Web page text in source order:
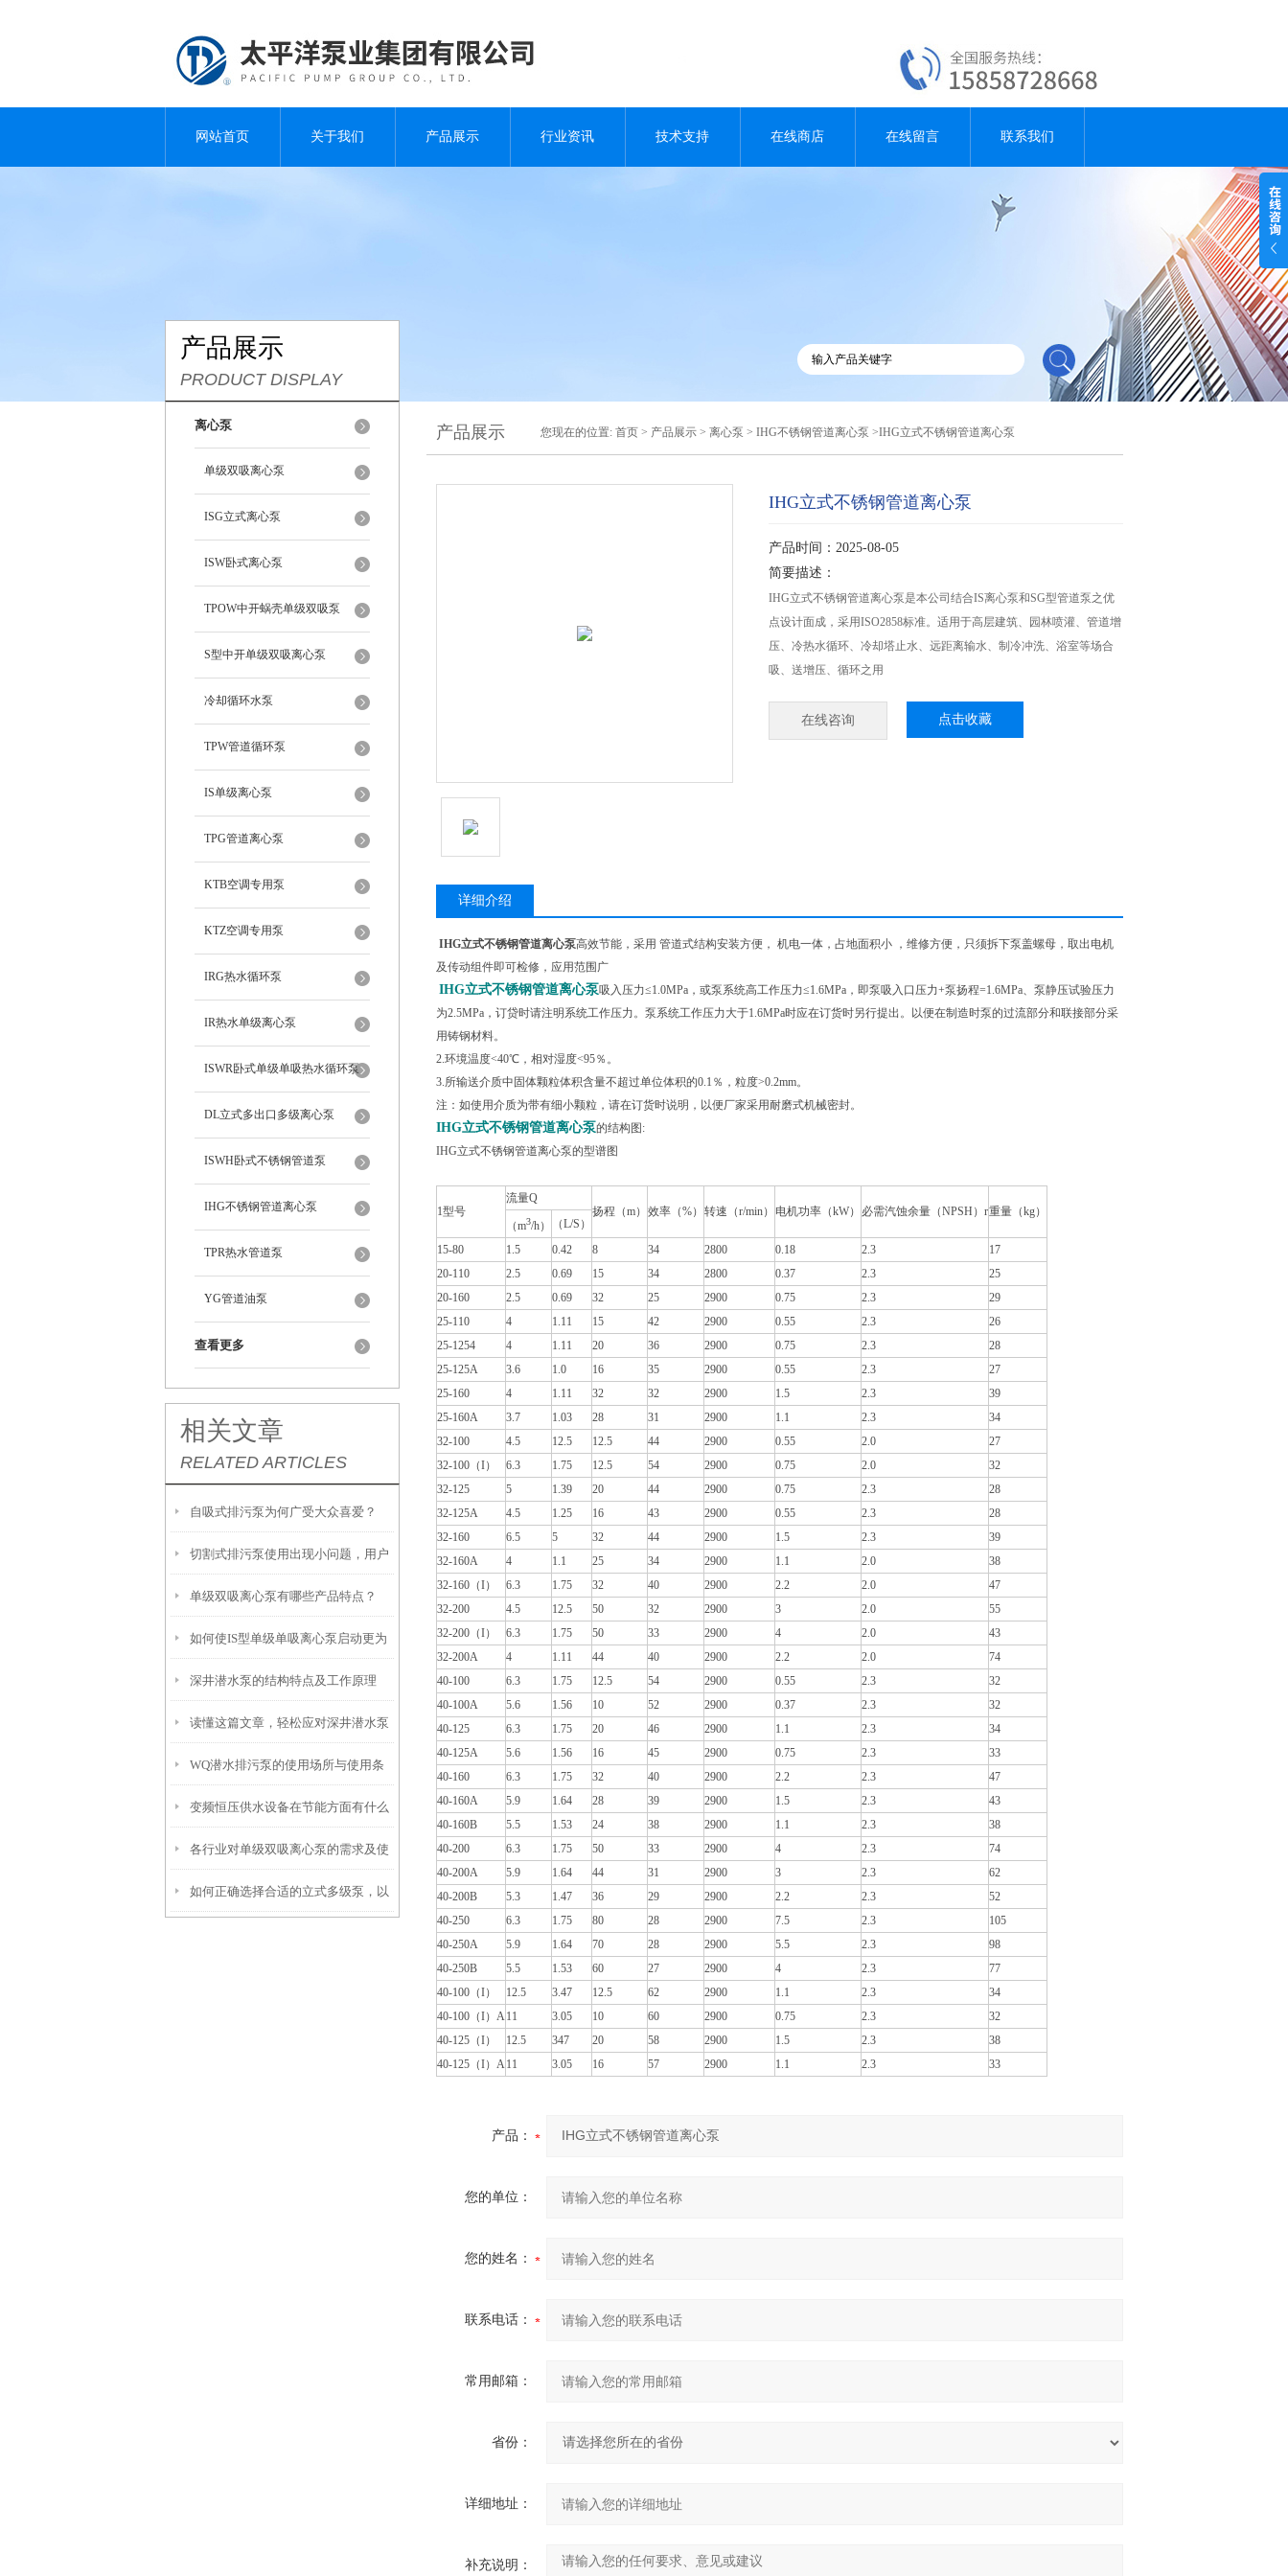
网站首页 关于我们 产品展示 行业资讯 技术支持 在线商店 在线留言 联系我们
产品展示
PRODUCT DISPLAY
离心泵
单级双吸离心泵
ISG立式离心泵
ISW卧式离心泵
TPOW中开蜗壳单级双吸泵
S型中开单级双吸离心泵
冷却循环水泵
TPW管道循环泵
IS单级离心泵
TPG管道离心泵
KTB空调专用泵
KTZ空调专用泵
IRG热水循环泵
IR热水单级离心泵
ISWR卧式单级单吸热水循环泵
DL立式多出口多级离心泵
ISWH卧式不锈钢管道泵
IHG不锈钢管道离心泵
TPR热水管道泵
YG管道油泵
查看更多
相关文章
RELATED ARTICLES
自吸式排污泵为何广受大众喜爱？
切割式排污泵使用出现小问题，用户
自己如何维修?
单级双吸离心泵有哪些产品特点？
如何使IS型单级单吸离心泵启动更为
安全可靠?
深井潜水泵的结构特点及工作原理
读懂这篇文章，轻松应对深井潜水泵
常见故障！
WQ潜水排污泵的使用场所与使用条
件
变频恒压供水设备在节能方面有什么
贡献？
各行业对单级双吸离心泵的需求及使
用情况了解
如何正确选择合适的立式多级泵，以
产品展示 您现在的位置: 首页 > 产品展示 > 离心泵 > IHG不锈钢管道离心泵 >IHG立式不锈钢管道离心泵
IHG立式不锈钢管道离心泵
产品时间：2025-08-05
简要描述：
IHG立式不锈钢管道离心泵是本公司结合IS离心泵和SG型管道泵之优
点设计面成，采用ISO2858标准。适用于高层建筑、园林喷灌、管道增
压、冷热水循环、冷却塔止水、远距离输水、制冷冲洗、浴室等场合
吸、送增压、循环之用
在线咨询 点击收藏
详细介绍
IHG立式不锈钢管道离心泵高效节能，采用 管道式结构安装方便， 机电一体，占地面积小 ，维修方便，只须拆下泵盖螺母，取出电机
及传动组件即可检修，应用范围广
IHG立式不锈钢管道离心泵吸入压力≤1.0MPa，或泵系统高工作压力≤1.6MPa，即泵吸入口压力+泵扬程=1.6MPa、泵静压试验压力
为2.5MPa，订贷时请注明系统工作压力。泵系统工作压力大于1.6MPa时应在订货时另行提出。以便在制造时泵的过流部分和联接部分采
用铸钢材料。
2.环境温度<40℃，相对湿度<95％。
3.所输送介质中固体颗粒体积含量不超过单位体积的0.1％，粒度>0.2mm。
注：如使用介质为带有细小颗粒，请在订货时说明，以便厂家采用耐磨式机械密封。
IHG立式不锈钢管道离心泵的结构图:
IHG立式不锈钢管道离心泵的型谱图
1型号
流量Q
扬程（m） 效率（%） 转速（r/min） 电机功率（kW） 必需汽蚀余量（NPSH）r重量（kg）
（m3/h）
（L/S）
15-80
1.5 0.42 8 34 2800 0.18 2.3
17
20-110
2.5 0.69 15 34 2800 0.37 2.3
25
20-160
2.5 0.69 32 25 2900 0.75 2.3
29
25-110
4 1.11 15 42 2900 0.55 2.3
26
25-1254
4 1.11 20 36 2900 0.75 2.3
28
25-125A
3.6 1.0 16 35 2900 0.55 2.3
27
25-160
4 1.11 32 32 2900 1.5 2.3
39
25-160A
3.7 1.03 28 31 2900 1.1 2.3
34
32-100
4.5 12.5 12.5 44 2900 0.55 2.0
27
32-100（I）
6.3 1.75 12.5 54 2900 0.75 2.0
32
32-125
5 1.39 20 44 2900 0.75 2.3
28
32-125A
4.5 1.25 16 43 2900 0.55 2.3
28
32-160
6.5 5 32 44 2900 1.5 2.3
39
32-160A
4 1.1 25 34 2900 1.1 2.0
38
32-160（I）
6.3 1.75 32 40 2900 2.2 2.0
47
32-200
4.5 12.5 50 32 2900 3 2.0
55
32-200（I）
6.3 1.75 50 33 2900 4 2.0
43
32-200A
4 1.11 44 40 2900 2.2 2.0
74
40-100
6.3 1.75 12.5 54 2900 0.55 2.3
32
40-100A
5.6 1.56 10 52 2900 0.37 2.3
32
40-125
6.3 1.75 20 46 2900 1.1 2.3
34
40-125A
5.6 1.56 16 45 2900 0.75 2.3
33
40-160
6.3 1.75 32 40 2900 2.2 2.3
47
40-160A
5.9 1.64 28 39 2900 1.5 2.3
43
40-160B
5.5 1.53 24 38 2900 1.1 2.3
38
40-200
6.3 1.75 50 33 2900 4 2.3
74
40-200A
5.9 1.64 44 31 2900 3 2.3
62
40-200B
5.3 1.47 36 29 2900 2.2 2.3
52
40-250
6.3 1.75 80 28 2900 7.5 2.3
105
40-250A
5.9 1.64 70 28 2900 5.5 2.3
98
40-250B
5.5 1.53 60 27 2900 4 2.3
77
40-100（I）
12.5 3.47 12.5 62 2900 1.1 2.3
34
40-100（I）A11 3.05 10 60 2900 0.75 2.3
32
40-125（I）
12.5 347 20 58 2900 1.5 2.3
38
40-125（I）A11 3.05 16 57 2900 1.1 2.3 33
产品：
您的单位：
您的姓名：
联系电话：
常用邮箱：
省份：
详细地址：
补充说明：